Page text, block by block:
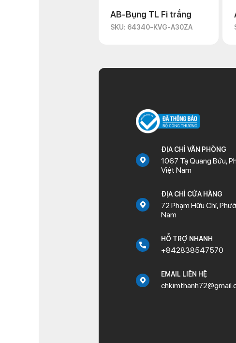
AB-Bụng TL Fi trắng
SKU: 64340-KVG-A30ZA
ĐỊA CHỈ VĂN PHÒNG
1067 Tạ Quang Bửu,
Việt Nam
ĐỊA CHỈ CỬA HÀNG
72 Phạm Hữu Chí,
Nam
HỖ TRỢ NHANH
+842838547570
EMAIL LIÊN HỆ